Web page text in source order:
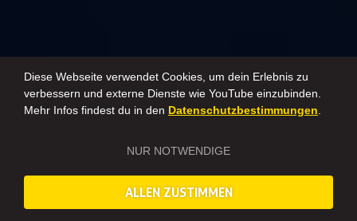
Diese Webseite verwendet Cookies, um dein Erlebnis zu
verbessern und externe Dienste wie YouTube einzubinden.
Mehr Infos findest du in den Datenschutzbestimmungen.
NUR NOTWENDIGE
ALLEN ZUSTIMMEN